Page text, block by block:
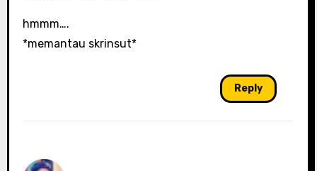
hmmm….
*memantau skrinsut*
Reply